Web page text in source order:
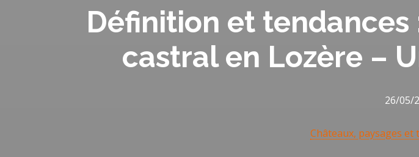
Définition et
castral en Lozère –
26/05/
Châteaux, paysages